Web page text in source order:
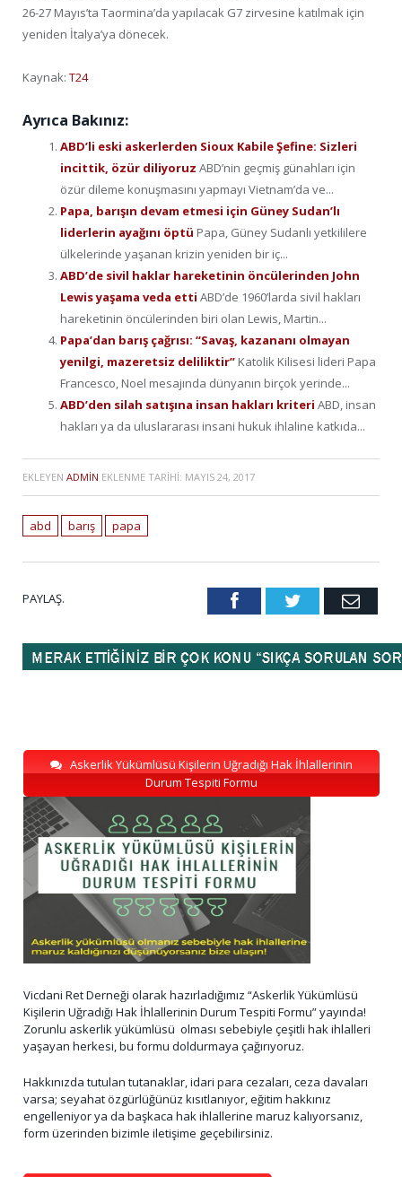
26-27 Mayıs’ta Taormina’da yapılacak G7 zirvesine katılmak için
yeniden İtalya’ya dönecek.
Kaynak: T24
Ayrıca Bakınız:
ABD’li eski askerlerden Sioux Kabile Şefine: Sizleri
incittik, özür diliyoruz ABD’nin geçmiş günahları için
özür dileme konuşmasını yapmayı Vietnam’da ve...
Papa, barışın devam etmesi için Güney Sudan’lı
liderlerin ayağını öptü Papa, Güney Sudanlı yetkililere
ülkelerinde yaşanan krizin yeniden bir iç...
ABD’de sivil haklar hareketinin öncülerinden John
Lewis yaşama veda etti ABD’de 1960’larda sivil hakları
hareketinin öncülerinden biri olan Lewis, Martin...
Papa’dan barış çağrısı: “Savaş, kazananı olmayan
yenilgi, mazeretsiz deliliktir” Katolik Kilisesi lideri Papa
Francesco, Noel mesajında dünyanın birçok yerinde...
ABD’den silah satışına insan hakları kriteri ABD, insan
hakları ya da uluslararası insani hukuk ihlaline katkıda...
EKLEYEN ADMIN EKLENME TARIHI: MAYIS 24, 2017
abd barış papa
PAYLAŞ. FacebookTwitter Email
Askerlik Yükümlüsü Kişilerin Uğradığı Hak İhlallerinin
Durum Tespiti Formu
Vicdani Ret Derneği olarak hazırladığımız “Askerlik Yükümlüsü
Kişilerin Uğradığı Hak İhlallerinin Durum Tespiti Formu” yayında!
Zorunlu askerlik yükümlüsü olması sebebiyle çeşitli hak ihlalleri
yaşayan herkesi, bu formu doldurmaya çağırıyoruz.
Hakkınızda tutulan tutanaklar, idari para cezaları, ceza davaları
varsa; seyahat özgürlüğünüz kısıtlanıyor, eğitim hakkınız
engelleniyor ya da başkaca hak ihlallerine maruz kalıyorsanız,
form üzerinden bizimle iletişime geçebilirsiniz.